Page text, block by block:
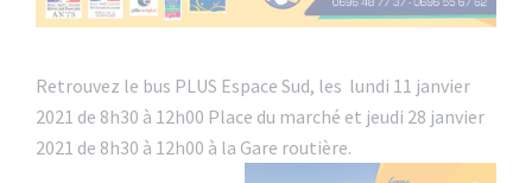
Retrouvez le bus PLUS Espace Sud, les lundi 11 janvier
2021 de 8h30 à 12h00 Place du marché et jeudi 28 janvier
2021 de 8h30 à 12h00 à la Gare routière.